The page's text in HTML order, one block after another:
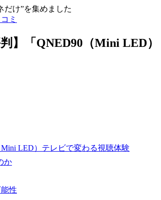
だけ”を集めました
ミ
】「QNED90（Mini LED
LED）テレビで変わる視聴体験
か
性